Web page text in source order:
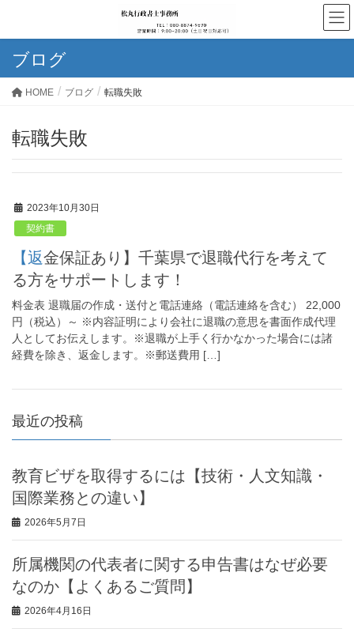
ブログ
HOME ブログ 転職失敗
転職失敗
2023年10月30日
契約書
【返金保証あり】千葉県で退職代行を考えて
る方をサポートします！
料金表 退職届の作成・送付と電話連絡（電話連絡を含む） 22,000
円（税込）～ ※内容証明により会社に退職の意思を書面作成代理
人としてお伝えします。※退職が上手く行かなかった場合には諸
経費を除き、返金します。※郵送費用 […]
最近の投稿
教育ビザを取得するには【技術・人文知識・
国際業務との違い】
2026年5月7日
所属機関の代表者に関する申告書はなぜ必要
なのか【よくあるご質問】
2026年4月16日